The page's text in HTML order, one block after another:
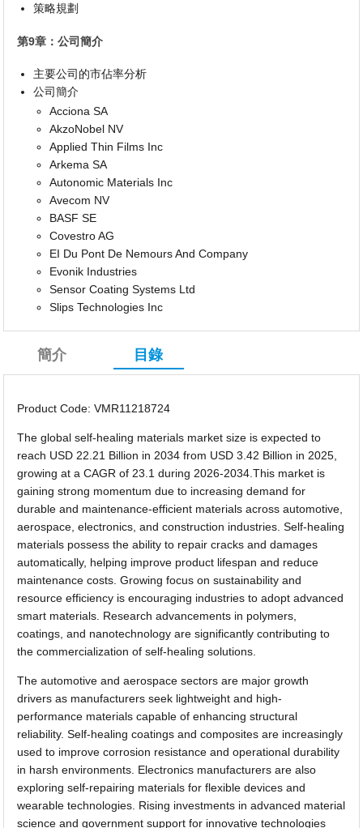
策略規劃
第9章：公司簡介
主要公司的市佔率分析
公司簡介
Acciona SA
AkzoNobel NV
Applied Thin Films Inc
Arkema SA
Autonomic Materials Inc
Avecom NV
BASF SE
Covestro AG
EI Du Pont De Nemours And Company
Evonik Industries
Sensor Coating Systems Ltd
Slips Technologies Inc
簡介 目錄
Product Code: VMR11218724
The global self-healing materials market size is expected to
reach USD 22.21 Billion in 2034 from USD 3.42 Billion in 2025,
growing at a CAGR of 23.1 during 2026-2034.This market is
gaining strong momentum due to increasing demand for
durable and maintenance-efficient materials across automotive,
aerospace, electronics, and construction industries. Self-healing
materials possess the ability to repair cracks and damages
automatically, helping improve product lifespan and reduce
maintenance costs. Growing focus on sustainability and
resource efficiency is encouraging industries to adopt advanced
smart materials. Research advancements in polymers,
coatings, and nanotechnology are significantly contributing to
the commercialization of self-healing solutions.
The automotive and aerospace sectors are major growth
drivers as manufacturers seek lightweight and high-
performance materials capable of enhancing structural
reliability. Self-healing coatings and composites are increasingly
used to improve corrosion resistance and operational durability
in harsh environments. Electronics manufacturers are also
exploring self-repairing materials for flexible devices and
wearable technologies. Rising investments in advanced material
science and government support for innovative technologies